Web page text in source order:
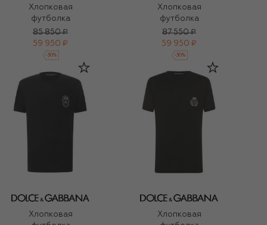
Хлопковая
футболка
85 850 ₽
59 950 ₽
-30%
Хлопковая
футболка
87 550 ₽
59 950 ₽
-30%
Хлопковая
Хлопковая